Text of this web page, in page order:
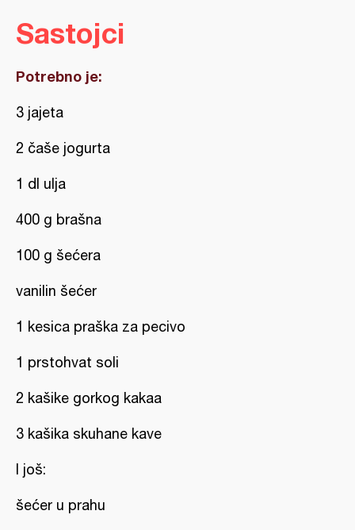
Sastojci
Potrebno je:
3 jajeta
2 čaše jogurta
1 dl ulja
400 g brašna
100 g šećera
vanilin šećer
1 kesica praška za pecivo
1 prstohvat soli
2 kašike gorkog kakaa
3 kašika skuhane kave
I još:
šećer u prahu